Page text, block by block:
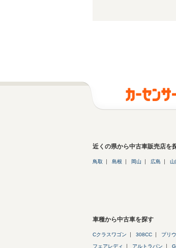
近くの県から中古車販売店を
鳥取 島根 岡山 広島 山
車種から中古車を探す
Cクラスワゴン 308CC プリ
フェアレディ アルトラパン